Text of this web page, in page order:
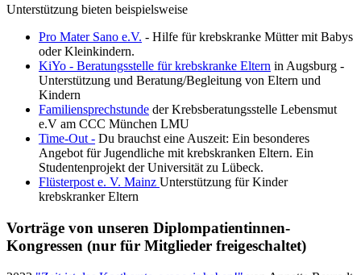
Unterstützung bieten beispielsweise
Pro Mater Sano e.V. - Hilfe für krebskranke Mütter mit Babys
oder Kleinkindern.
KiYo - Beratungsstelle für krebskranke Eltern in Augsburg -
Unterstützung und Beratung/Begleitung von Eltern und
Kindern
Familiensprechstunde der Krebsberatungsstelle Lebensmut
e.V am CCC München LMU
Time-Out - Du brauchst eine Auszeit: Ein besonderes
Angebot für Jugendliche mit krebskranken Eltern. Ein
Studentenprojekt der Universität zu Lübeck.
Flüsterpost e. V. Mainz Unterstützung für Kinder
krebskranker Eltern
Vorträge von unseren Diplompatientinnen-
Kongressen (nur für Mitglieder freigeschaltet)